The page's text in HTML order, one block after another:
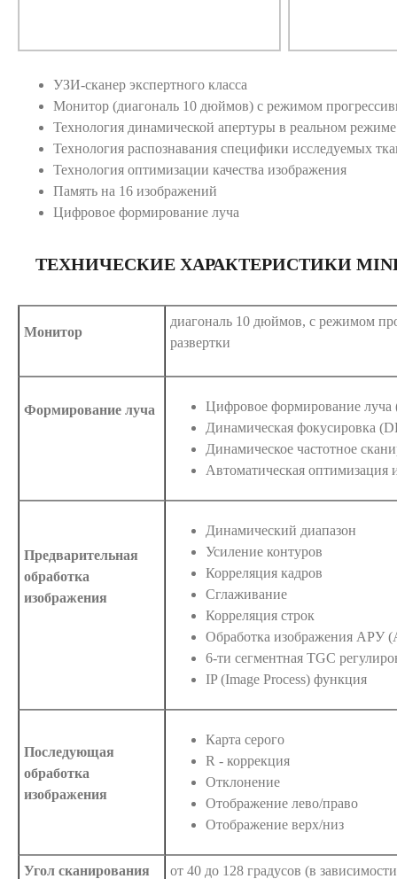
УЗИ-сканер экспертного класса
Монитор (диагональ 10 дюймов) с режимом
Технология динамической апертуры в реальном
Технология распознавания специфики исследуемых
Технология оптимизации качества изображения
Память на 16 изображений
Цифровое формирование луча
ТЕХНИЧЕСКИЕ ХАРАКТЕРИСТИКИ
Монитор
диагональ 10 дюймов, с режимом
развертки
Формирование луча
Цифровое формирование луча
Динамическая фокусировка
Динамическое частотное
Автоматическая оптимизация
Предварительная
обработка
изображения
Динамический диапазон
Усиление контуров
Корреляция кадров
Сглаживание
Корреляция строк
Обработка изображения АРУ
6-ти сегментная TGC
IP (Image Process) функция
Последующая
обработка
изображения
Карта серого
R - коррекция
Отклонение
Отображение лево/право
Отображение верх/низ
Угол сканирования от 40 до 128 градусов (в